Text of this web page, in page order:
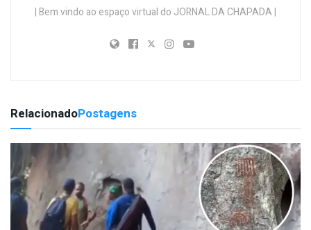
| Bem vindo ao espaço virtual do JORNAL DA CHAPADA |
RelacionadoPostagens